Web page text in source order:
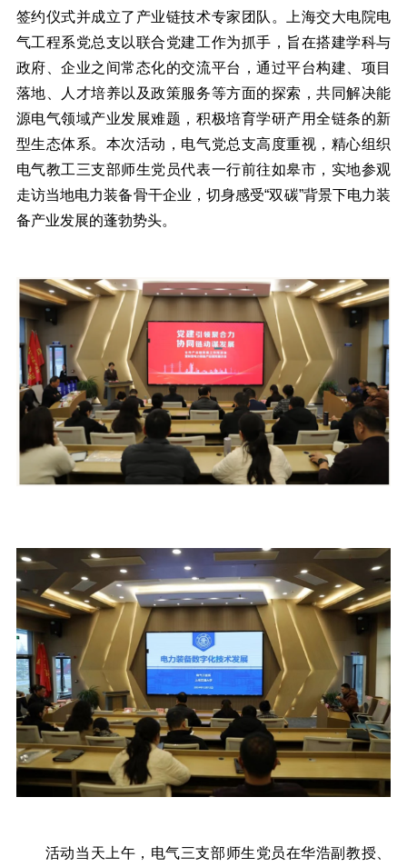
签约仪式并成立了产业链技术专家团队。上海交大电院电
气工程系党总支以联合党建工作为抓手，旨在搭建学科与
政府、企业之间常态化的交流平台，通过平台构建、项目
落地、人才培养以及政策服务等方面的探索，共同解决能
源电气领域产业发展难题，积极培育学研产用全链条的新
型生态体系。本次活动，电气党总支高度重视，精心组织
电气教工三支部师生党员代表一行前往如皋市，实地参观
走访当地电力装备骨干企业，切身感受“双碳”背景下电力装
备产业发展的蓬勃势头。
活动当天上午，电气三支部师生党员在华浩副教授、